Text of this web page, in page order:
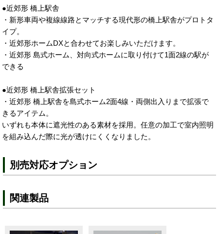
●近郊形 橋上駅舎
・新形車両や複線線路とマッチする現代形の橋上駅舎がプロトタ
イプ。
・近郊形ホームDXと合わせてお楽しみいただけます。
・近郊形 島式ホーム、対向式ホームに取り付けて1面2線の駅が
できる
●近郊形 橋上駅舎拡張セット
・近郊形 橋上駅舎を島式ホーム2面4線・両側出入りまで拡張で
きるアイテム。
いずれも本体に遮光性のある素材を採用。任意の加工で室内照明
を組み込んだ際に光が透けにくくなりました。
別売対応オプション
関連製品